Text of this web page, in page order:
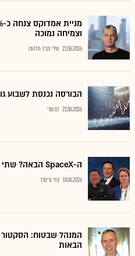
וצמיחה נמוכה
22.06.2026 שירי חביב-ולדהורן
הבורסה נכנסת לשבוע
22.06.2026 רם מורי
ה-SpaceX הבאה? שתי מניות חלל עם אפסייד של עד 61%
18.06.2026 צחי גרינולד
המנהל שבטוח:
הבאות